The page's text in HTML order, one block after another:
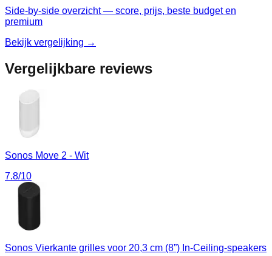
Side-by-side overzicht — score, prijs, beste budget en
premium
Bekijk vergelijking →
Vergelijkbare reviews
Sonos Move 2 - Wit
7.8/10
Sonos Vierkante grilles voor 20,3 cm (8”) In-Ceiling-speakers